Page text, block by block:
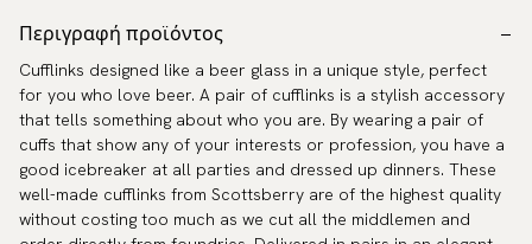
Περιγραφή προϊόντος
Cufflinks designed like a beer glass in a unique style, perfect
for you who love beer. A pair of cufflinks is a stylish accessory
that tells something about who you are. By wearing a pair of
cuffs that show any of your interests or profession, you have a
good icebreaker at all parties and dressed up dinners. These
well-made cufflinks from Scottsberry are of the highest quality
without costing too much as we cut all the middlemen and